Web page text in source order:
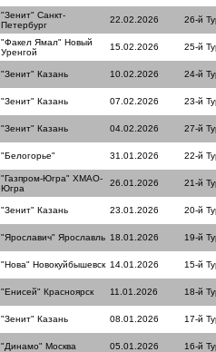
"Зенит" Санкт-
Петербург
22.02.2026 26-й
"Факел Ямал" Новый
Уренгой
15.02.2026 25-й
"Зенит" Казань 10.02.2026 24-й
"Зенит" Казань 07.02.2026 23-й
"Зенит" Казань 04.02.2026 27-й
"Белогорье" 31.01.2026 22-й
"Газпром-Югра" ХМАО-
Югра
26.01.2026 21-й
"Зенит" Казань 23.01.2026 20-й
"Ярославич" Ярославль 18.01.2026 19-й
"Нова" Новокуйбышевск 14.01.2026 15-й
"Енисей" Красноярск 11.01.2026 18-й
"Зенит" Казань 08.01.2026 17-й
"Динамо" Москва 05.01.2026 16-й